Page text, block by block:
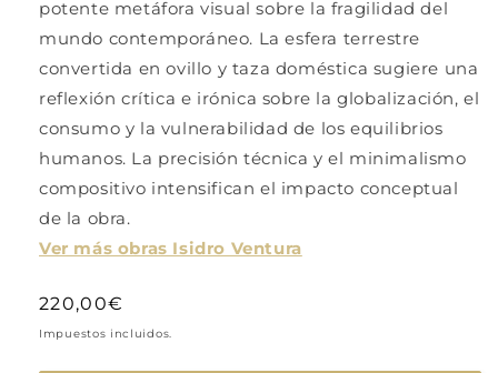
potente metáfora visual sobre la fragilidad del
mundo contemporáneo. La esfera terrestre
convertida en ovillo y taza doméstica sugiere una
reflexión crítica e irónica sobre la globalización, el
consumo y la vulnerabilidad de los equilibrios
humanos. La precisión técnica y el minimalismo
compositivo intensifican el impacto conceptual
de la obra.
Ver más obras Isidro Ventura
Precio
habitual
220,00€
Impuestos incluidos.